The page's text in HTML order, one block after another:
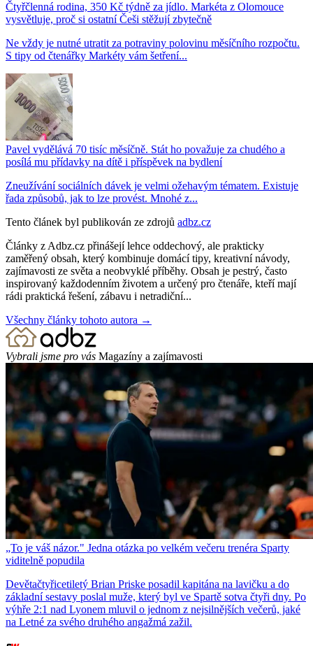
Čtyřčlenná rodina, 350 Kč týdně za jídlo. Markéta z Olomouce
vysvětluje, proč si ostatní Češi stěžují zbytečně
Ne vždy je nutné utratit za potraviny polovinu měsíčního rozpočtu.
S tipy od čtenářky Markéty vám šetření...
Pavel vydělává 70 tisíc měsíčně. Stát ho považuje za chudého a
posílá mu přídavky na dítě i příspěvek na bydlení
Zneužívání sociálních dávek je velmi ožehavým tématem. Existuje
řada způsobů, jak to lze provést. Mnohé z...
Tento článek byl publikován ze zdrojů adbz.cz
Články z Adbz.cz přinášejí lehce oddechový, ale prakticky
zaměřený obsah, který kombinuje domácí tipy, kreativní návody,
zajímavosti ze světa a neobvyklé příběhy. Obsah je pestrý, často
inspirovaný každodenním životem a určený pro čtenáře, kteří mají
rádi praktická řešení, zábavu i netradiční...
Všechny články tohoto autora →
Vybrali jsme pro vás Magazíny a zajímavosti
„To je váš názor." Jedna otázka po velkém večeru trenéra Sparty
viditelně popudila
Devětačtyřicetiletý Brian Priske posadil kapitána na lavičku a do
základní sestavy poslal muže, který byl ve Spartě sotva čtyři dny. Po
výhře 2:1 nad Lyonem mluvil o jednom z nejsilnějších večerů, jaké
na Letné za svého druhého angažmá zažil.